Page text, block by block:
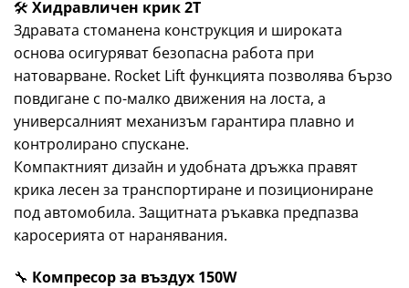
🛠️ Хидравличен крик 2T
Здравата стоманена конструкция и широката
основа осигуряват безопасна работа при
натоварване. Rocket Lift функцията позволява бързо
повдигане с по-малко движения на лоста, а
универсалният механизъм гарантира плавно и
контролирано спускане.
Компактният дизайн и удобната дръжка правят
крика лесен за транспортиране и позициониране
под автомобила. Защитната ръкавка предпазва
каросерията от наранявания.
🔧 Компресор за въздух 150W